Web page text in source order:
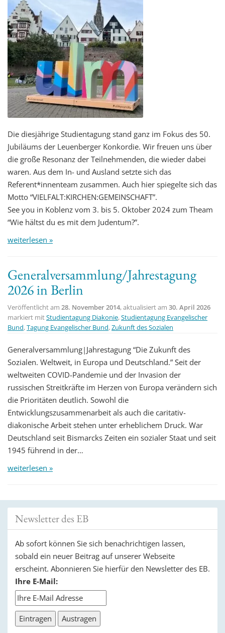
Die diesjährige Studientagung stand ganz im Fokus des 50.
Jubiläums der Leuenberger Konkordie. Wir freuen uns über
die große Resonanz der Teilnehmenden, die wieder dabei
waren. Aus dem In- und Ausland setzte sich das
Referent*innenteam zusammen. Auch hier spiegelte sich das
Motto “VIELFALT:KIRCHEN:GEMEINSCHAFT”.
See you in Koblenz vom 3. bis 5. Oktober 2024 zum Theam
“Wie hältst du es mit dem Judentum?”.
weiterlesen »
Generalversammlung/Jahrestagung
2026 in Berlin
Veröffentlicht am 28. November 2014, aktualisiert am 30. April 2026
markiert mitStudientagung Diakonie,Studientagung Evangelischer
Bund,Tagung Evangelischer Bund,Zukunft des Sozialen
Generalversammlung|Jahrestagung “Die Zukunft des
Sozialen. Weltweit, in Europa und Deutschland.” Seit der
weltweiten COVID-Pandemie und der Invasion der
russischen Streitkräfte im Herzen von Europa verändern sich
die Prioritäten deutlich. Sowohl die
Entwicklungszusammenarbeit als auch die caritativ-
diakonische Arbeit stehen unter erheblichem Druck. War
Deutschland seit Bismarcks Zeiten ein sozialer Staat und seit
1945 führend in der…
weiterlesen »
Newsletter des EB
Ab sofort können Sie sich benachrichtigen lassen,
sobald ein neuer Beitrag auf unserer Webseite
erscheint. Abonnieren Sie hierfür den Newsletter des EB.
Ihre E-Mail: